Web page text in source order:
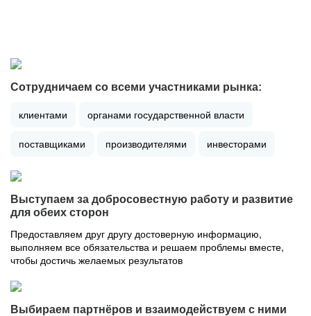
Сотрудничаем со всеми участниками рынка:
клиентами органами государственной власти
поставщиками производителями инвесторами
Выступаем за добросовестную работу и развитие
для обеих сторон
Предоставляем друг другу достоверную информацию,
выполняем все обязательства и решаем проблемы вместе,
чтобы достичь желаемых результатов
Выбираем партнёров и взаимодействуем с ними